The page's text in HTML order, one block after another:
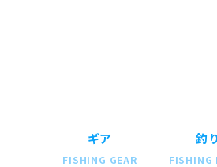
ギア
FISHING GEAR
釣
FISHING